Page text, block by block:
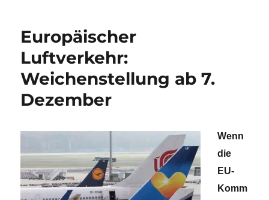
EU-
Kommission
genehmigt
Europäischer
Luftverkehr:
Weichenstellung ab 7.
Dezember
Wenn
die
EU-
Komm